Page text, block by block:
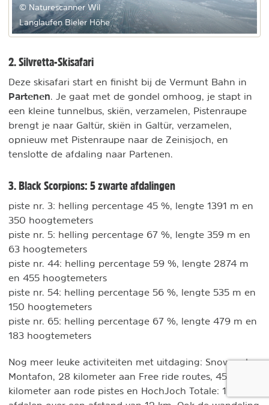
© Naturescanner Wil
Langlaufen Bieler Höhe
2. Silvretta-Skisafari
Deze skisafari start en finisht bij de Vermunt Bahn in
Partenen . Je gaat met de gondel omhoog, je stapt in
een kleine tunnelbus, skiën, verzamelen, Pistenraupe
brengt je naar Galtür, skiën in Galtür, verzamelen,
opnieuw met Pistenraupe naar de Zeinisjoch, en
tenslotte de afdaling naar Partenen.
3. Black Scorpions: 5 zwarte afdalingen
piste nr. 3: helling percentage 45 %, lengte 1391 m en
350 hoogtemeters
piste nr. 5: helling percentage 67 %, lengte 359 m en
63 hoogtemeters
piste nr. 44: helling percentage 59 %, lengte 2874 m
en 455 hoogtemeters
piste nr. 54: helling percentage 56 %, lengte 535 m en
150 hoogtemeters
piste nr. 65: helling percentage 67 %, lengte 479 m en
183 hoogtemeters
Nog meer leuke activiteiten met uitdaging: Snowpark
Montafon, 28 kilometer aan Free ride routes, 45
kilometer aan rode pistes en HochJoch Totale: 1700 m